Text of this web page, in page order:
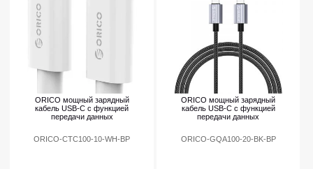
ORICO мощный зарядный
кабель USB-C с функцией
передачи данных
ORICO-CTC100-10-WH-BP
ORICO мощный зарядный
кабель USB-C с функцией
передачи данных
ORICO-GQA100-20-BK-BP